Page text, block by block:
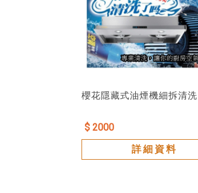
櫻花隱藏式油煙機細拆清洗
$ 2000
詳細資料